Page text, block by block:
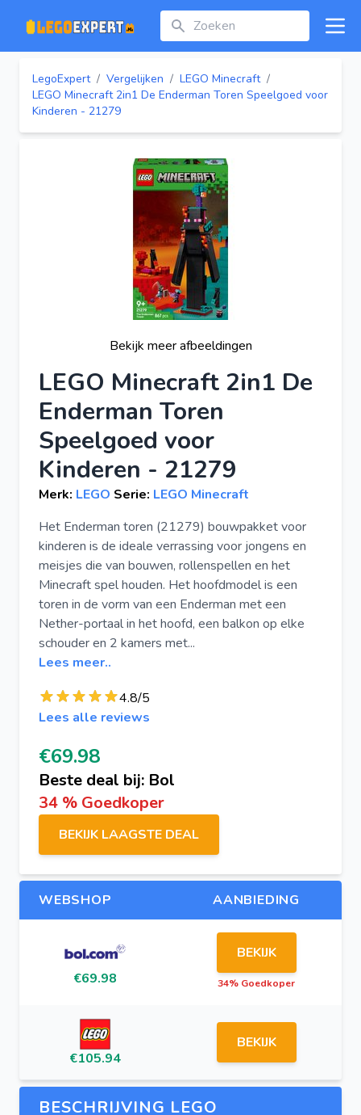
Zoeken
LegoExpert / Vergelijken / LEGO Minecraft /
LEGO Minecraft 2in1 De Enderman Toren Speelgoed voor
Kinderen - 21279
Bekijk meer afbeeldingen
LEGO Minecraft 2in1 De
Enderman Toren
Speelgoed voor
Kinderen - 21279
Merk: LEGO Serie: LEGO Minecraft
Het Enderman toren (21279) bouwpakket voor
kinderen is de ideale verrassing voor jongens en
meisjes die van bouwen, rollenspellen en het
Minecraft spel houden. Het hoofdmodel is een
toren in de vorm van een Enderman met een
Nether-portaal in het hoofd, een balkon op elke
schouder en 2 kamers met...
Lees meer..
4.8/5
Lees alle reviews
€69.98
Beste deal bij: Bol
34 % Goedkoper
BEKIJK LAAGSTE DEAL
WEBSHOP AANBIEDING
€69.98
BEKIJK
34% Goedkoper
€105.94
BEKIJK
BESCHRIJVING LEGO